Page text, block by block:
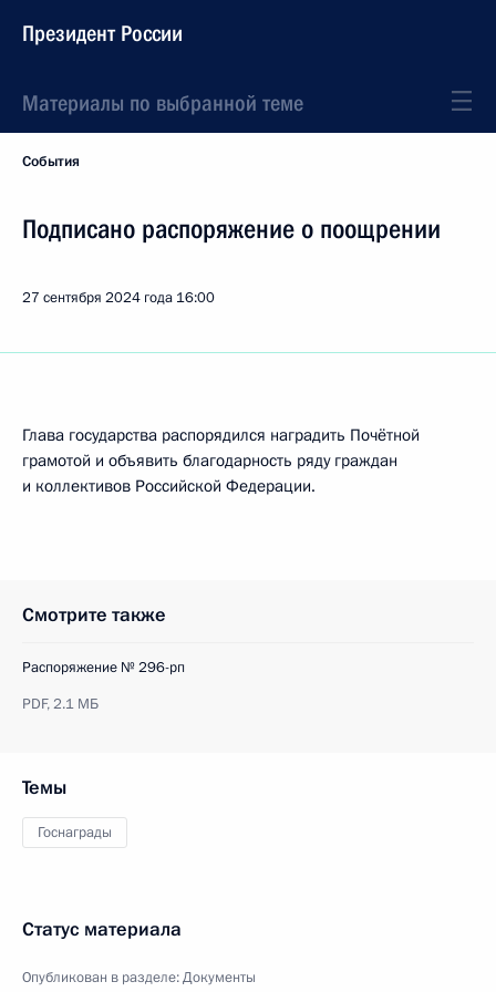
Президент России
Материалы по выбранной теме
События
Подписано распоряжение о поощрении
27 сентября 2024 года 16:00
Глава государства распорядился наградить Почётной
грамотой и объявить благодарность ряду граждан
и коллективов Российской Федерации.
Смотрите также
Распоряжение № 296-рп
PDF,2.1 МБ
Темы
Госнаграды
Статус материала
Опубликован в разделе:Документы